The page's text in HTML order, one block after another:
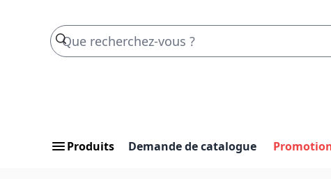
Produits Demande de catalogue